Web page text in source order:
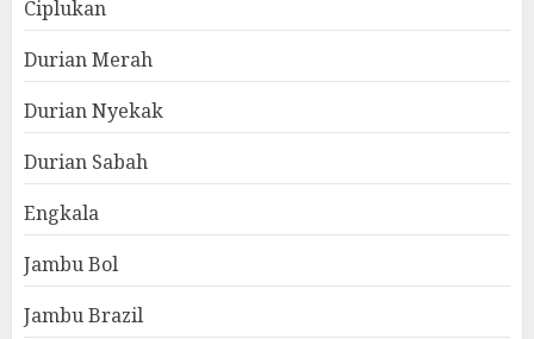
Ciplukan
Durian Merah
Durian Nyekak
Durian Sabah
Engkala
Jambu Bol
Jambu Brazil